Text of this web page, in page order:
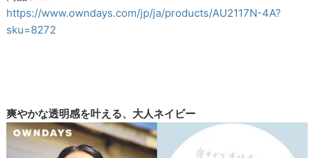
https://www.owndays.com/jp/ja/products/AU2117N-4A?
sku=8272
爽やかな透明感を叶える、大人ネイビー